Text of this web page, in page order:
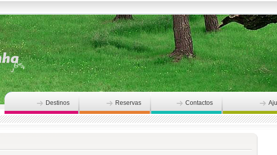
Destinos Reservas Contactos